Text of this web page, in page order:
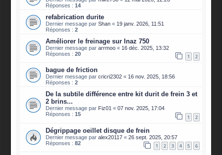
Réponses :14
refabrication durite
Dernier message parShan « 19 janv. 2026, 11:51
Réponses :2
Améliorer le freinage sur Inaz 750
Dernier message pararrmoo « 16 déc. 2025, 13:32
Réponses :20 1 2
bague de friction
Dernier message parcricri2302 « 16 nov. 2025, 18:56
Réponses :2
De la subtile différence entre kit durit de frein 3 et
2 brins...
Dernier message par Fiz01 «07 nov. 2025, 17:04
Réponses :15 1 2
Dégrippage oeillet disque de frein
Dernier message paralex20117 «26 sept. 2025, 20:57
Réponses :82 1 2 3 4 5 6